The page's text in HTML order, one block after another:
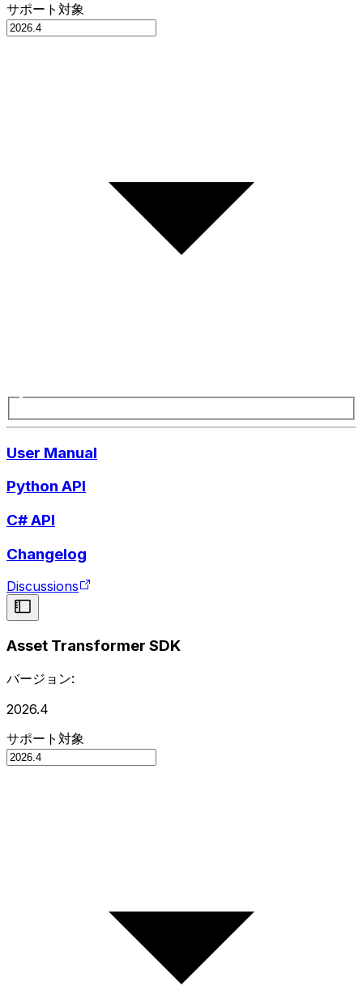
サポート対象
User Manual
Python API
C# API
Changelog
Discussions
Asset Transformer SDK
バージョン:
2026.4
サポート対象